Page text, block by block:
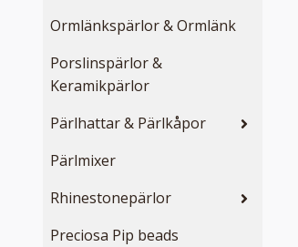
Ormlänkspärlor & Ormlänk
Porslinspärlor &
Keramikpärlor
Pärlhattar & Pärlkåpor
Pärlmixer
Rhinestonepärlor
Preciosa Pip beads